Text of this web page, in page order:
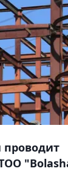
проводит